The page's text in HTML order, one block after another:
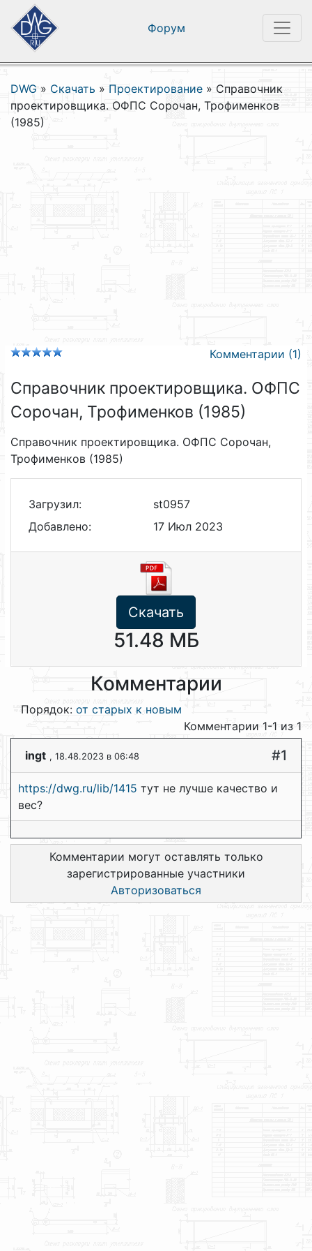
Форум
DWG » Скачать » Проектирование » Справочник
проектировщика. ОФПС Сорочан, Трофименков
(1985)
Комментарии (1)
Справочник проектировщика. ОФПС
Сорочан, Трофименков (1985)
Справочник проектировщика. ОФПС Сорочан,
Трофименков (1985)
Загрузил:
st0957
Добавлено:
17 Июл 2023
Скачать
51.48 МБ
Комментарии
Порядок: от старых к новым
Комментарии 1-1 из 1
ingt , 18.48.2023 в 06:48 #1
https://dwg.ru/lib/1415 тут не лучше качество и
вес?
Комментарии могут оставлять только
зарегистрированные участники
Авторизоваться